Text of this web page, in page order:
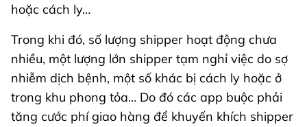
hoặc cách ly…
Trong khi đó, số lượng shipper hoạt động chưa
nhiều, một lượng lớn shipper tạm nghỉ việc do sợ
nhiễm dịch bệnh, một số khác bị cách ly hoặc ở
trong khu phong tỏa… Do đó các app buộc phải
tăng cước phí giao hàng để khuyến khích shipper